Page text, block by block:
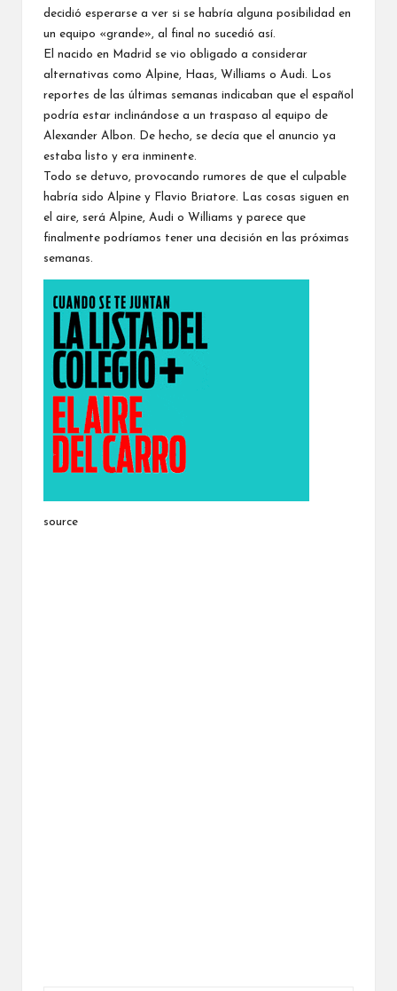
decidió esperarse a ver si se habría alguna posibilidad en
un equipo «grande», al final no sucedió así.
El nacido en Madrid se vio obligado a considerar
alternativas como Alpine,
Haas , Williams o Audi. Los
reportes de las últimas semanas indicaban que el español
podría estar inclinándose a un traspaso al equipo de
Alexander Albon . De hecho, se decía que el anuncio ya
estaba listo y era inminente.
Todo se detuvo, provocando rumores de que el culpable
habría sido Alpine y Flavio Briatore. Las cosas siguen en
el aire, será Alpine, Audi o Williams y parece que
finalmente podríamos tener una decisión en las próximas
semanas.
source